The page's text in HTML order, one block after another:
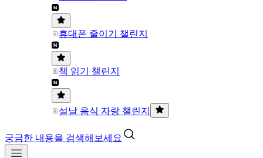
휴대폰 줄이기 챌린지
책 읽기 챌린지
설날 음식 자랑 챌린지
궁금한 내용을 검색해보세요